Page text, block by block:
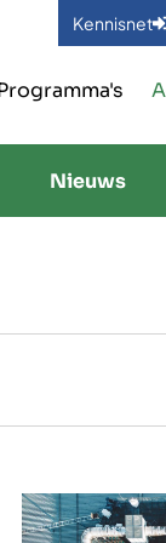
Kennisnet
Nieuws